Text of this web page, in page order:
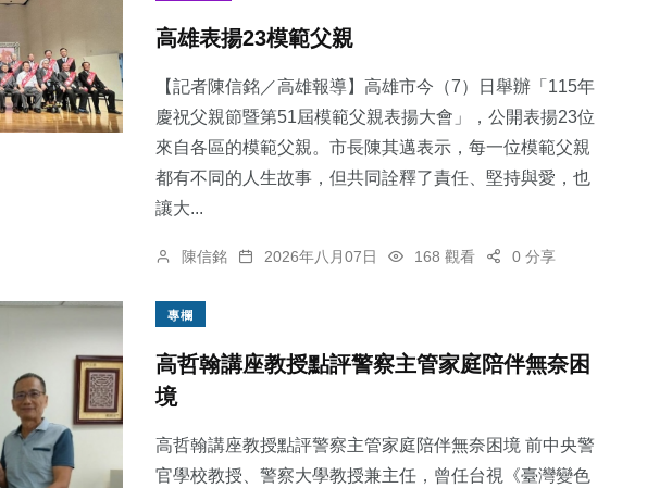
​高雄表揚23模範父親
【記者陳信銘／高雄報導】高雄市今（7）日舉辦「115年
慶祝父親節暨第51屆模範父親表揚大會」，公開表揚23位
來自各區的模範父親。市長陳其邁表示，每一位模範父親
都有不同的人生故事，但共同詮釋了責任、堅持與愛，也
讓大...
陳信銘 2026年八月07日 168 觀看 0 分享
專欄
高哲翰講座教授點評警察主管家庭陪伴無奈困
境
高哲翰講座教授點評警察主管家庭陪伴無奈困境 前中央警
官學校教授、警察大學教授兼主任，曾任台視《臺灣變色
202+
文教 頭條 農業